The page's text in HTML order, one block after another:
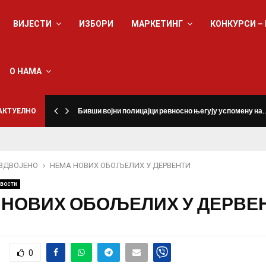
ВИЈЕСТИ ИЗБОРИ МАРКЕТИНГ КОНКУРСИ
О НАМА
Бивши војни полицајци ревносно његују успомену
НЕМА НОВИХ ОБОЉЕЛИХ У ДЕРВЕНТИ
ОБОЉЕЛИХ У
0